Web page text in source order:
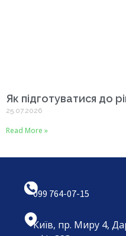
Як підготуватися до
25.07.2026
Read More »
099 764-07-15
Київ, пр. Миру 4,